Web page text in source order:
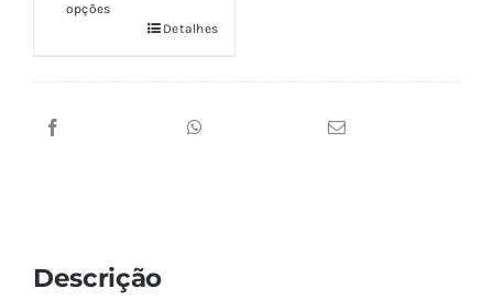
opções
várias
ser
Detalhes
Descrição